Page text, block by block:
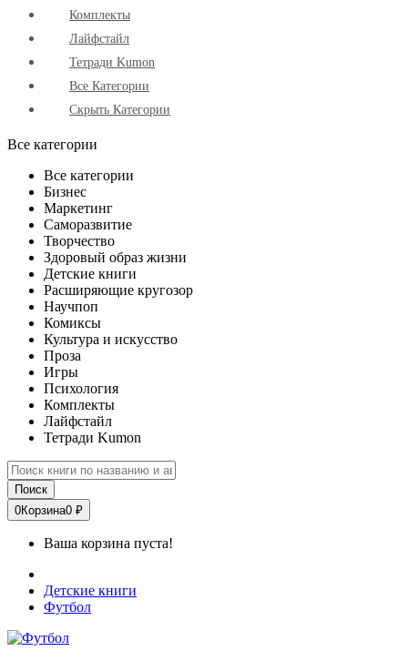
Комплекты
Лайфстайл
Тетради Kumon
Все Категории
Скрыть Категории
Все категории
Все категории
Бизнес
Маркетинг
Саморазвитие
Творчество
Здоровый образ жизни
Детские книги
Расширяющие кругозор
Научпоп
Комиксы
Культура и искусство
Проза
Игры
Психология
Комплекты
Лайфстайл
Тетради Kumon
Поиск
0Корзина0 ₽
Ваша корзина пуста!
Детские книги
Футбол